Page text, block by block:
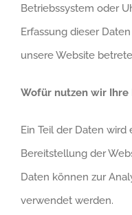
Betriebssystem oder
Erfassung dieser
unsere Website
Wofür nutzen wir Ihre
Ein Teil der Daten
Bereitstellung der
Daten können zur
verwendet werden.